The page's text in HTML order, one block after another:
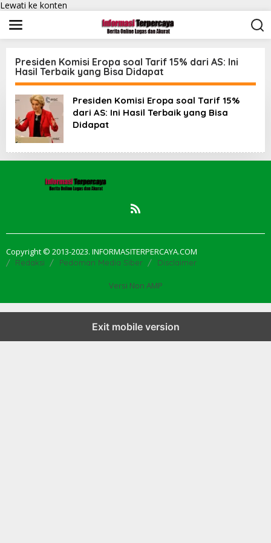
Lewati ke konten
Presiden Komisi Eropa soal Tarif 15% dari AS: Ini
Hasil Terbaik yang Bisa Didapat
Presiden Komisi Eropa soal Tarif 15%
dari AS: Ini Hasil Terbaik yang Bisa
Didapat
Copyright © 2013-2023. INFORMASITERPERCAYA.COM
Redaksi Pedoman Media Siber Disclaimer
Versi Non AMP
Exit mobile version